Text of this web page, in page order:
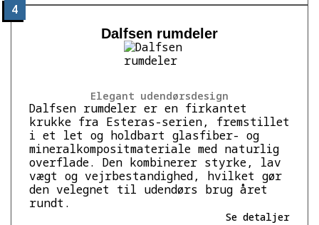
4
Elegant udendørsdesign
Dalfsen rumdeler
Dalfsen rumdeler er en firkantet
krukke fra Esteras-serien, fremstillet
i et let og holdbart glasfiber- og
mineralkompositmateriale med naturlig
overflade. Den kombinerer styrke, lav
vægt og vejrbestandighed, hvilket gør
den velegnet til udendørs brug året
rundt.
Se detaljer